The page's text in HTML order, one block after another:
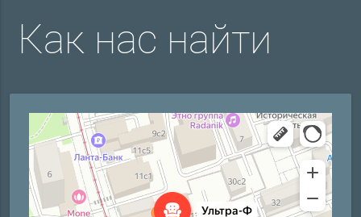
Как нас найти